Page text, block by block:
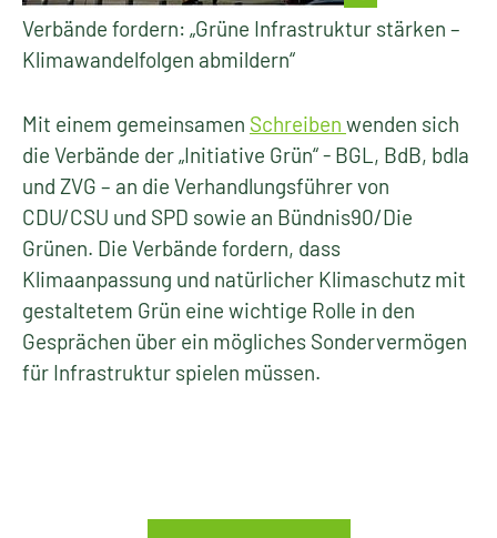
Verbände fordern: „Grüne Infrastruktur stärken –
Klimawandelfolgen abmildern“
Mit einem gemeinsamen Schreiben wenden sich
die Verbände der „Initiative Grün“ - BGL, BdB, bdla
und ZVG – an die Verhandlungsführer von
CDU/CSU und SPD sowie an Bündnis90/Die
Grünen. Die Verbände fordern, dass
Klimaanpassung und natürlicher Klimaschutz mit
gestaltetem Grün eine wichtige Rolle in den
Gesprächen über ein mögliches Sondervermögen
für Infrastruktur spielen müssen.